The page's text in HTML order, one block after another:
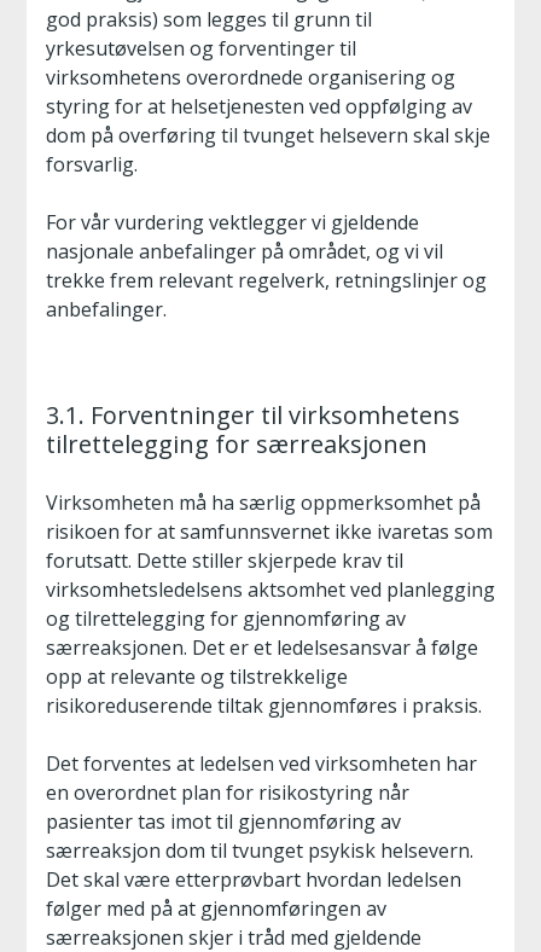
god praksis) som legges til grunn til
yrkesutøvelsen og forventinger til
virksomhetens overordnede organisering og
styring for at helsetjenesten ved oppfølging av
dom på overføring til tvunget helsevern skal skje
forsvarlig.
For vår vurdering vektlegger vi gjeldende
nasjonale anbefalinger på området, og vi vil
trekke frem relevant regelverk, retningslinjer og
anbefalinger.
3.1. Forventninger til virksomhetens
tilrettelegging for særreaksjonen
Virksomheten må ha særlig oppmerksomhet på
risikoen for at samfunnsvernet ikke ivaretas som
forutsatt. Dette stiller skjerpede krav til
virksomhetsledelsens aktsomhet ved planlegging
og tilrettelegging for gjennomføring av
særreaksjonen. Det er et ledelsesansvar å følge
opp at relevante og tilstrekkelige
risikoreduserende tiltak gjennomføres i praksis.
Det forventes at ledelsen ved virksomheten har
en overordnet plan for risikostyring når
pasienter tas imot til gjennomføring av
særreaksjon dom til tvunget psykisk helsevern.
Det skal være etterprøvbart hvordan ledelsen
følger med på at gjennomføringen av
særreaksjonen skjer i tråd med gjeldende